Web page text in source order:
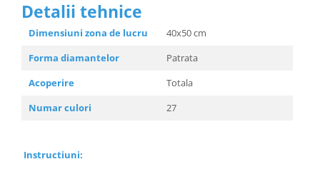
Detalii tehnice
Dimensiuni zona de lucru
40x50 cm
Forma diamantelor
Patrata
Acoperire
Totala
Numar culori
27
Instructiuni: